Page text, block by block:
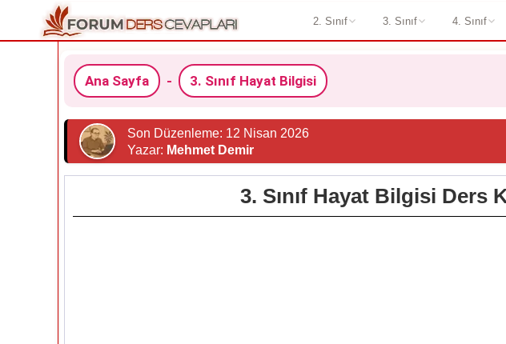
2. Sınıf 3. Sınıf 4. Sınıf
Ana Sayfa - 3. Sınıf Hayat Bilgisi
Son Düzenleme: 12 Nisan 2026
Yazar: Mehmet Demir
3. Sınıf Hayat Bilgisi Ders